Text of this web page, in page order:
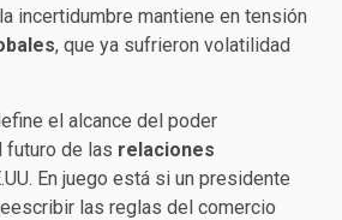
incertidumbre mantiene en tensión
, que ya sufrieron volatilidad
el alcance del poder
futuro de las relaciones
En juego está si un presidente
las reglas del comercio